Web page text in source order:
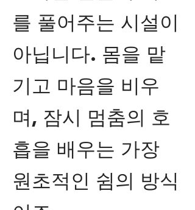
를 풀어주는 시설이
아닙니다. 몸을 맡
기고 마음을 비우
며, 잠시 멈춤의 호
흡을 배우는 가장
원초적인 쉼의 방식